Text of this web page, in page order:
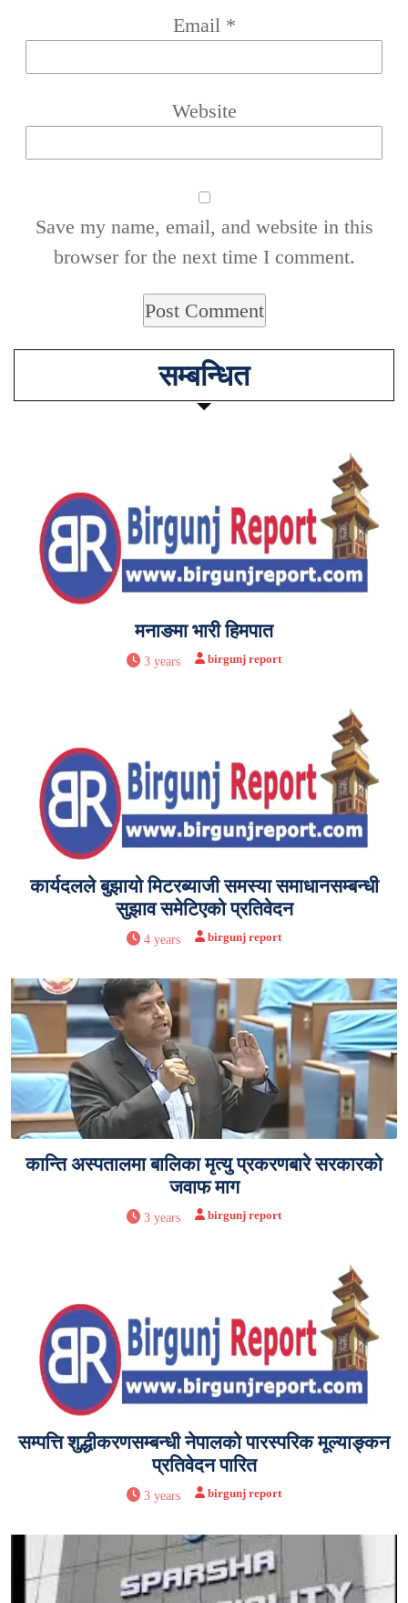
Email *
Website
Save my name, email, and website in this
browser for the next time I comment.
सम्बन्धित
मनाङमा भारी हिमपात
3 years birgunj report
कार्यदलले बुझायो मिटरब्याजी समस्या समाधानसम्बन्धी
सुझाव समेटिएको प्रतिवेदन
4 years birgunj report
कान्ति अस्पतालमा बालिका मृत्यु प्रकरणबारे सरकारको
जवाफ माग
3 years birgunj report
सम्पत्ति शुद्धीकरणसम्बन्धी नेपालको पारस्परिक मूल्याङ्कन
प्रतिवेदन पारित
3 years birgunj report